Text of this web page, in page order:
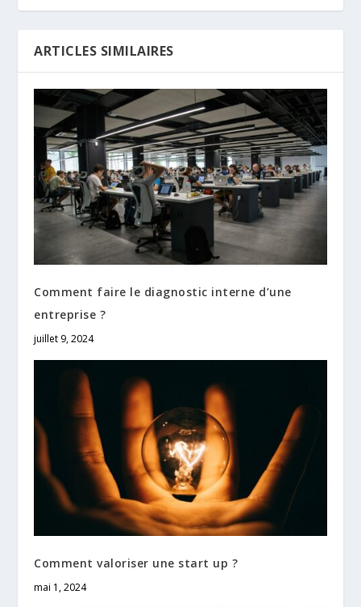
ARTICLES SIMILAIRES
Comment faire le diagnostic interne d’une
entreprise ?
juillet 9, 2024
Comment valoriser une start up ?
mai 1, 2024